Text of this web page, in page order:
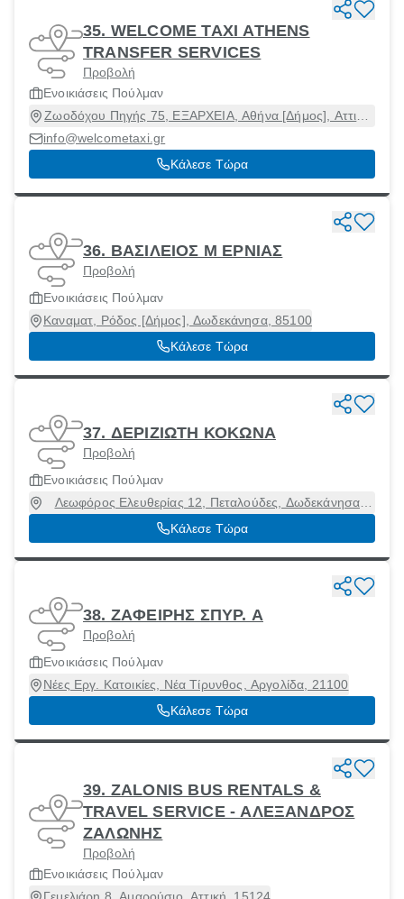
35. WELCOME TAXI ATHENS
TRANSFER SERVICES
Προβολή
Ενοικιάσεις Πούλμαν
Ζωοδόχου Πηγής 75, ΕΞΑΡΧΕΙΑ, Αθήνα [Δήμος], Αττική,
info@welcometaxi.gr
Κάλεσε Τώρα
36. ΒΑΣΙΛΕΙΟΣ Μ ΕΡΝΙΑΣ
Προβολή
Ενοικιάσεις Πούλμαν
Καναματ, Ρόδος [Δήμος], Δωδεκάνησα, 85100
Κάλεσε Τώρα
37. ΔΕΡΙΖΙΩΤΗ ΚΟΚΩΝΑ
Προβολή
Ενοικιάσεις Πούλμαν
Λεωφόρος Ελευθερίας 12, Πεταλούδες, Δωδεκάνησα,
85104
Κάλεσε Τώρα
38. ΖΑΦΕΙΡΗΣ ΣΠΥΡ. Α
Προβολή
Ενοικιάσεις Πούλμαν
Νέες Εργ. Κατοικίες, Νέα Τίρυνθος, Αργολίδα, 21100
Κάλεσε Τώρα
39. ZALONIS BUS RENTALS &
TRAVEL SERVICE - ΑΛΕΞΑΝΔΡΟΣ
ΖΑΛΩΝΗΣ
Προβολή
Ενοικιάσεις Πούλμαν